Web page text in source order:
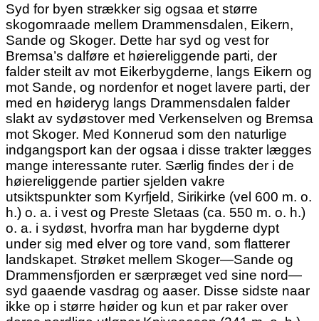
Syd for byen strækker sig ogsaa et større
skogomraade mellem Drammensdalen, Eikern,
Sande og Skoger. Dette har syd og vest for
Bremsa’s dalføre et høiereliggende parti, der
falder steilt av mot Eikerbygderne, langs Eikern og
mot Sande, og nordenfor et noget lavere parti, der
med en høideryg langs Drammensdalen falder
slakt av sydøstover med Verkenselven og Bremsa
mot Skoger. Med Konnerud som den naturlige
indgangsport kan der ogsaa i disse trakter lægges
mange interessante ruter. Særlig findes der i de
høiereliggende partier sjelden vakre
utsiktspunkter som Kyrfjeld, Sirikirke (vel 600 m. o.
h.) o. a. i vest og Preste Sletaas (ca. 550 m. o. h.)
o. a. i sydøst, hvorfra man har bygderne dypt
under sig med elver og tore vand, som flatterer
landskapet. Strøket mellem Skoger—Sande og
Drammensfjorden er særpræget ved sine nord—
syd gaaende vasdrag og aaser. Disse sidste naar
ikke op i større høider og kun et par raker over